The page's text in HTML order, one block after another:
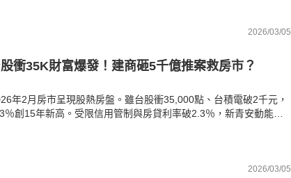
2026/03/05
衝35K財富爆發！建商砸5千億推案救房市？
年2月房市呈現股熱房盤。雖台股衝35,000點、台積電破2千元，
創15年新高。受限信用管制與房貸利率破2.3％，新青安動能下
2026/03/05